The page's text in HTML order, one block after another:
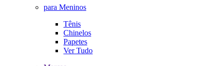
para Meninos
Tênis
Chinelos
Papetes
Ver Tudo